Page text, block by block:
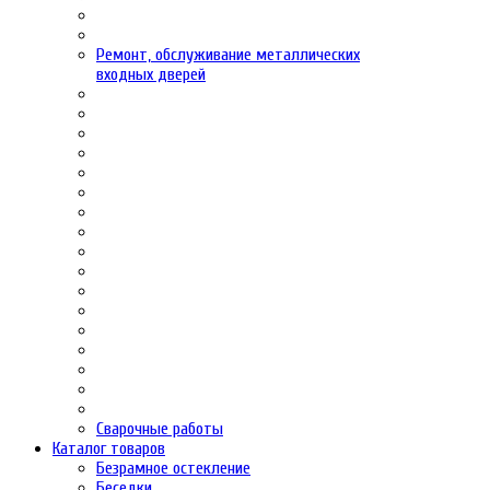
Ремонт, обслуживание металлических
входных дверей
Сварочные работы
Каталог товаров
Безрамное остекление